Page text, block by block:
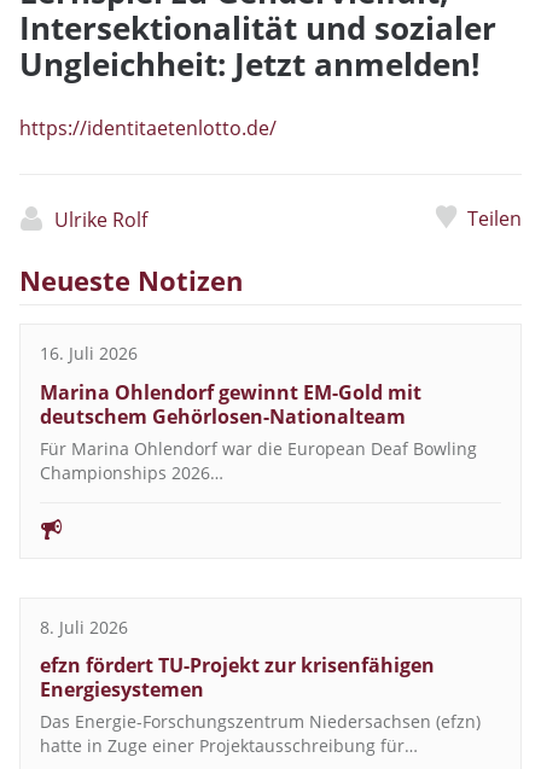
Intersektionalität und sozialer
Ungleichheit: Jetzt anmelden!
https://identitaetenlotto.de/
Ulrike Rolf Teilen
Neueste Notizen
16. Juli 2026
Marina Ohlendorf gewinnt EM-Gold mit
deutschem Gehörlosen-Nationalteam
Für Marina Ohlendorf war die European Deaf Bowling
Championships 2026…
8. Juli 2026
efzn fördert TU-Projekt zur krisenfähigen
Energiesystemen
Das Energie-Forschungszentrum Niedersachsen (efzn)
hatte in Zuge einer Projektausschreibung für…